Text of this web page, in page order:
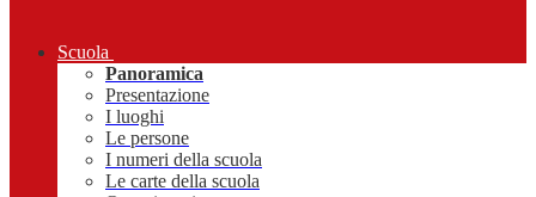
Scuola
Panoramica
Presentazione
I luoghi
Le persone
I numeri della scuola
Le carte della scuola